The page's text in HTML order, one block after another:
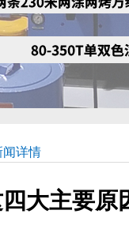
闻详情
大主要原